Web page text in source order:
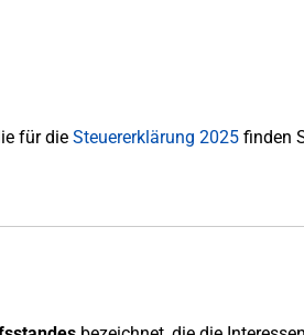
für die Steuererklärung 2025finden